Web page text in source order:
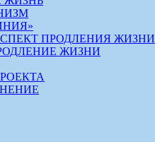
ПРОДЛЕНИЯ ЖИЗНИ
ЖИЗНИ